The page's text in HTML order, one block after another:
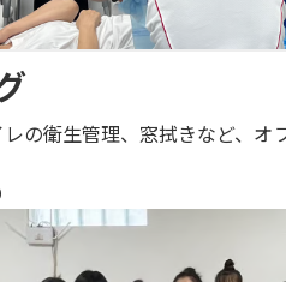
の衛生管理、窓拭きなど、